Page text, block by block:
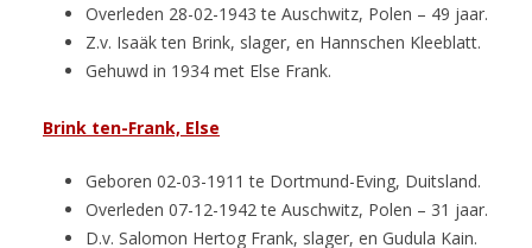
Overleden 28-02-1943 te Auschwitz, Polen – 49 jaar.
Z.v. Isaäk ten Brink, slager, en Hannschen Kleeblatt.
Gehuwd in 1934 met Else Frank.
Brink ten-Frank, Else
Geboren 02-03-1911 te Dortmund-Eving, Duitsland.
Overleden 07-12-1942 te Auschwitz, Polen – 31 jaar.
D.v. Salomon Hertog Frank, slager, en Gudula Kain.